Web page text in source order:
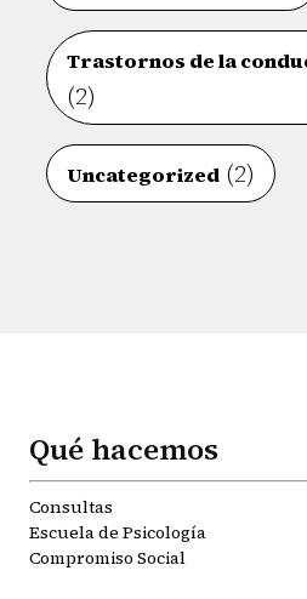
Trastornos de la
(2)
Uncategorized (2)
Qué hacemos
Consultas
Escuela de Psicología
Compromiso Social